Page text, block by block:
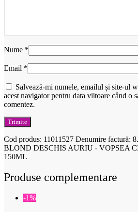
Nume *
Email *
Salvează-mi numele, emailul și site-ul
acest navigator pentru data viitoare când o
comentez.
Cod produs: 11011527 Denumire factură:
BLOND DESCHIS AURIU - VOPSEA
150ML
Produse complementare
-1%